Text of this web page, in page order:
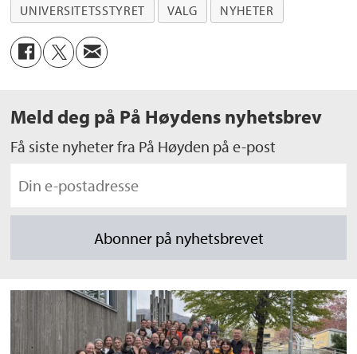
UNIVERSITETSSTYRET VALG NYHETER
Meld deg på På Høydens nyhetsbrev
Få siste nyheter fra På Høyden på e-post